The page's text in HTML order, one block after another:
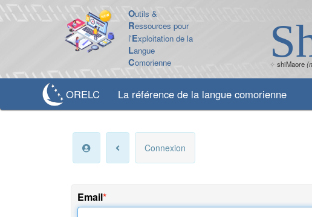
Outils &
Ressources pour
l'Exploitation de la
Langue
Comorienne ✧ shiMaore
ORELC La référence de la langue comorienne
Connexion
Email